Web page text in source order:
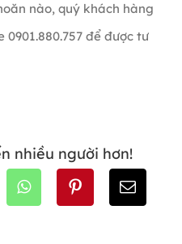
nào, quý khách hàng
để được tư
nhiều người hơn!